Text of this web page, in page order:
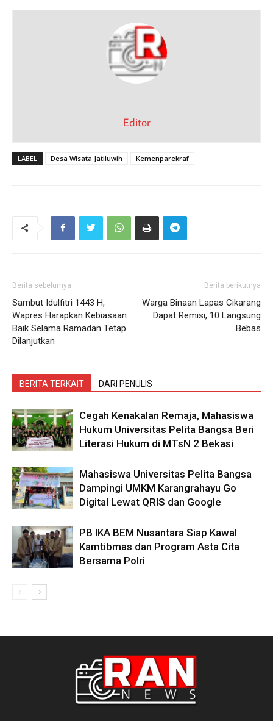
Editor
LABEL Desa Wisata Jatiluwih Kemenparekraf
Berita sebelumya
Sambut Idulfitri 1443 H,
Wapres Harapkan Kebiasaan
Baik Selama Ramadan Tetap
Dilanjutkan
Berita berikutnya
Warga Binaan Lapas Cikarang
Dapat Remisi, 10 Langsung
Bebas
BERITA TERKAIT DARI PENULIS
Cegah Kenakalan Remaja, Mahasiswa
Hukum Universitas Pelita Bangsa Beri
Literasi Hukum di MTsN 2 Bekasi
Mahasiswa Universitas Pelita Bangsa
Dampingi UMKM Karangrahayu Go
Digital Lewat QRIS dan Google
PB IKA BEM Nusantara Siap Kawal
Kamtibmas dan Program Asta Cita
Bersama Polri